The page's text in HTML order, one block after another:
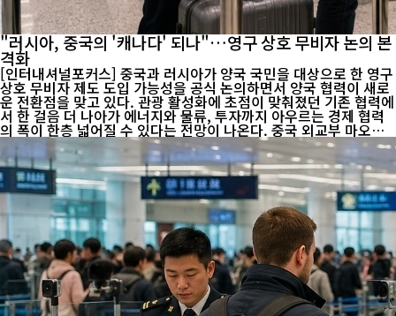
"러시아, 중국의 '캐나다' 되나"…영구 상호 무비자 논의 본
격화
[인터내셔널포커스] 중국과 러시아가 양국 국민을 대상으로 한 영구
상호 무비자 제도 도입 가능성을 공식 논의하면서 양국 협력이 새로
운 전환점을 맞고 있다. 관광 활성화에 초점이 맞춰졌던 기존 협력에
서 한 걸음 더 나아가 에너지와 물류, 투자까지 아우르는 경제 협력
의 폭이 한층 넓어질 수 있다는 전망이 나온다. 중국 외교부 마오닝
대변인은 7월 29일 정례브리핑에서 "영구 상호 무비자와 관련해 러
시아 측과 긴밀히 소통하고 있으며 앞으로도 협의를 이어갈 것"이라
고 밝혔다. 러시아 외교부도 양국 국민의 왕래를 더욱 확대하기 위한
제도 개선을 추진하고 있다고 설명했다. 다만 양국 모두 협상이 진행
중이라는 점을 강조하며, 영구 무비자가 최종 합의된 것은 아니라는
입장을 분명히 했다. 양국은 이미 비자 장벽을 단계적으로 낮춰왔다.
중국은 러시아 일반여권 소지자를 대상으로 시행 중인 무비자 ...